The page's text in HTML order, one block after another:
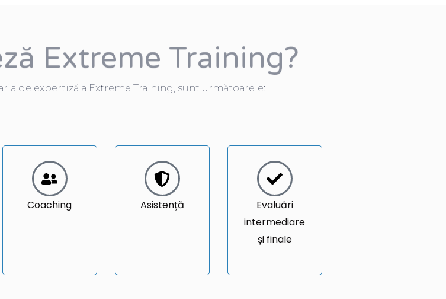
Extreme Training?
de expertiză a Extreme Training, sunt următoarele:
Coaching Asistență
Evaluări
intermediare
și finale